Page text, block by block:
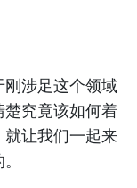
涉足这个领域
究竟该如何着
让我们一起来